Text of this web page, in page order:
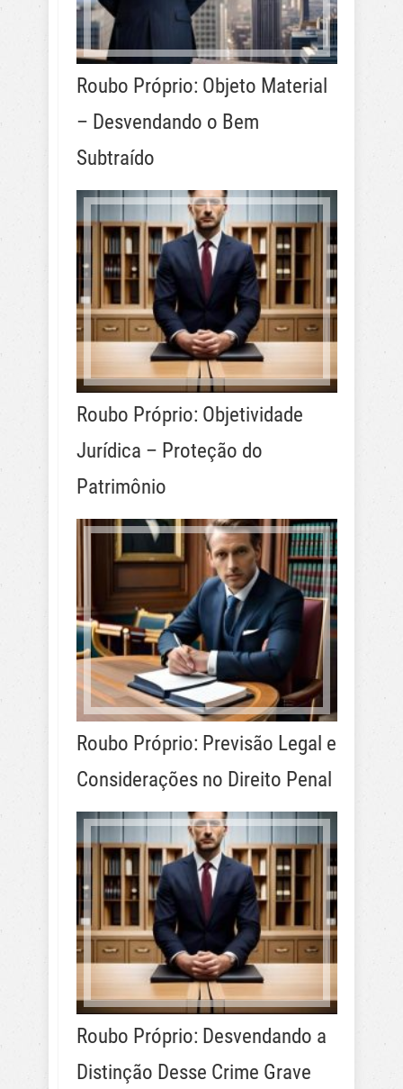
Roubo Próprio: Objeto Material
– Desvendando o Bem
Subtraído
Roubo Próprio: Objetividade
Jurídica – Proteção do
Patrimônio
Roubo Próprio: Previsão Legal e
Considerações no Direito Penal
Roubo Próprio: Desvendando a
Distinção Desse Crime Grave